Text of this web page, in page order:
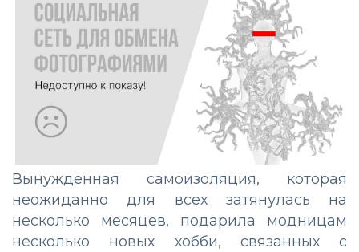
Вынужденная самоизоляция, которая
неожиданно для всех затянулась на
несколько месяцев, подарила модницам
несколько новых хобби, связанных с